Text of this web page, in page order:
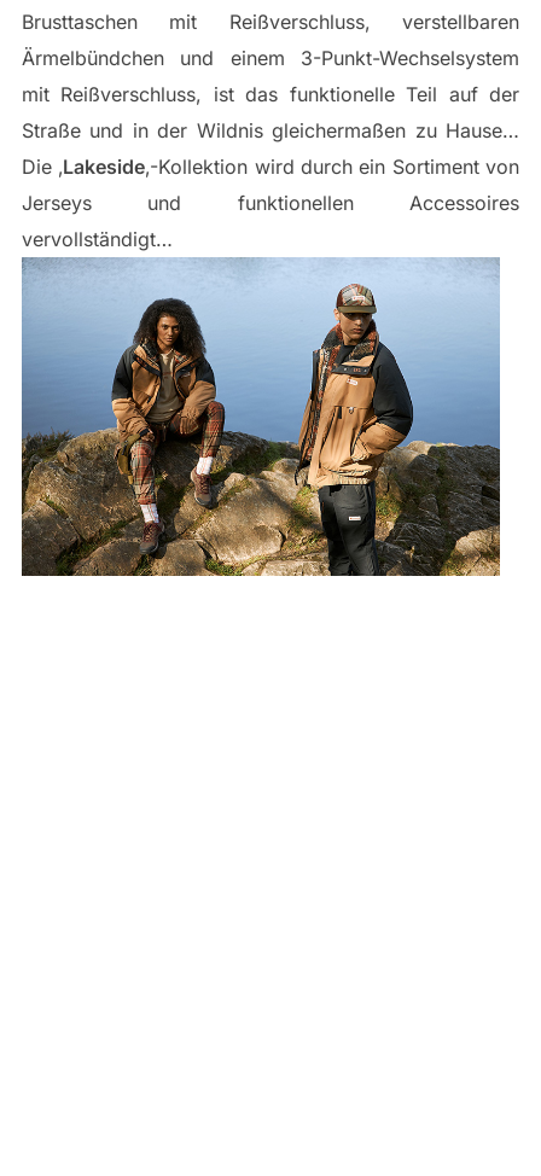
Brusttaschen mit Reißverschluss, verstellbaren
Ärmelbündchen und einem 3-Punkt-Wechselsystem
mit Reißverschluss, ist das funktionelle Teil auf der
Straße und in der Wildnis gleichermaßen zu Hause…
Die ‚Lakeside‚-Kollektion wird durch ein Sortiment von
Jerseys und funktionellen Accessoires
vervollständigt…